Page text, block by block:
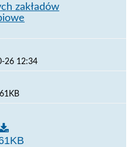
zakładów
26 12:34
zakładów produkujących